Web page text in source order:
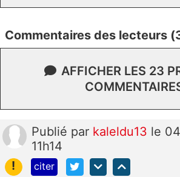
Commentaires des lecteurs
AFFICHER LES 23
Publié par kaleldu13 le
11h14
!
citer